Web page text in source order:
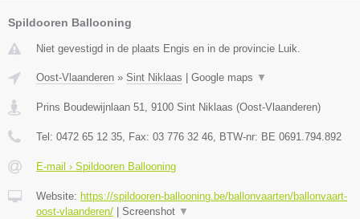
Spildooren Ballooning
Niet gevestigd in de plaats Engis en in de provincie Luik.
Oost-Vlaanderen » Sint Niklaas | Google maps ▼
Prins Boudewijnlaan 51 9100 Sint Niklaas (Oost-Vlaanderen)
Tel: 0472 65 12 35 , Fax: 03 776 32 46 , BTW-nr: BE 0691.794.892
E-mail › Spildooren Ballooning
Website: https://spildooren-ballooning.be/ballonvaarten/ballonvaart-
oost-vlaanderen/ | Screenshot ▼